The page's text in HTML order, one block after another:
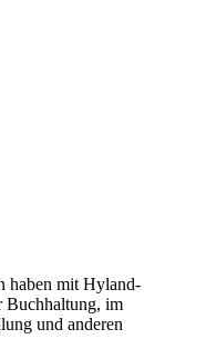
haben mit Hyland-
Buchhaltung, im
und anderen